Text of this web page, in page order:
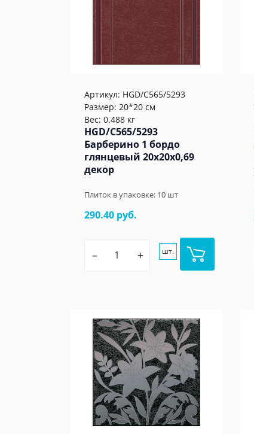
Артикул: HGD/C565/5293
Размер: 20*20 см
Вес: 0.488 кг
HGD/C565/5293
Барберино 1 бордо
глянцевый 20x20x0,69
декор
Плиток в упаковке: 10 шт
290.40 руб.
– + шт.